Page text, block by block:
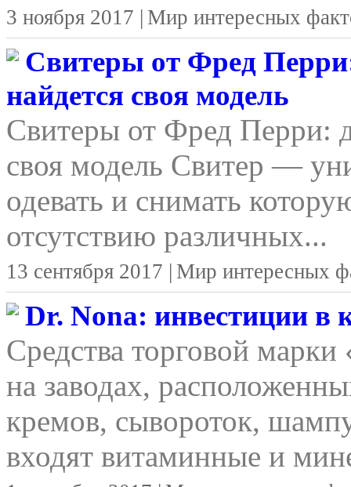
3 ноября 2017 | Мир интересных
Свитеры от Фред
найдется своя модель
Свитеры от Фред Перри:
своя модель Свитер —
одевать и снимать
отсутствию различных...
13 сентября 2017 | Мир интересных
Dr. Nona: инвестиции в
Средства торговой
на заводах,
кремов, сывороток,
входят витаминные и